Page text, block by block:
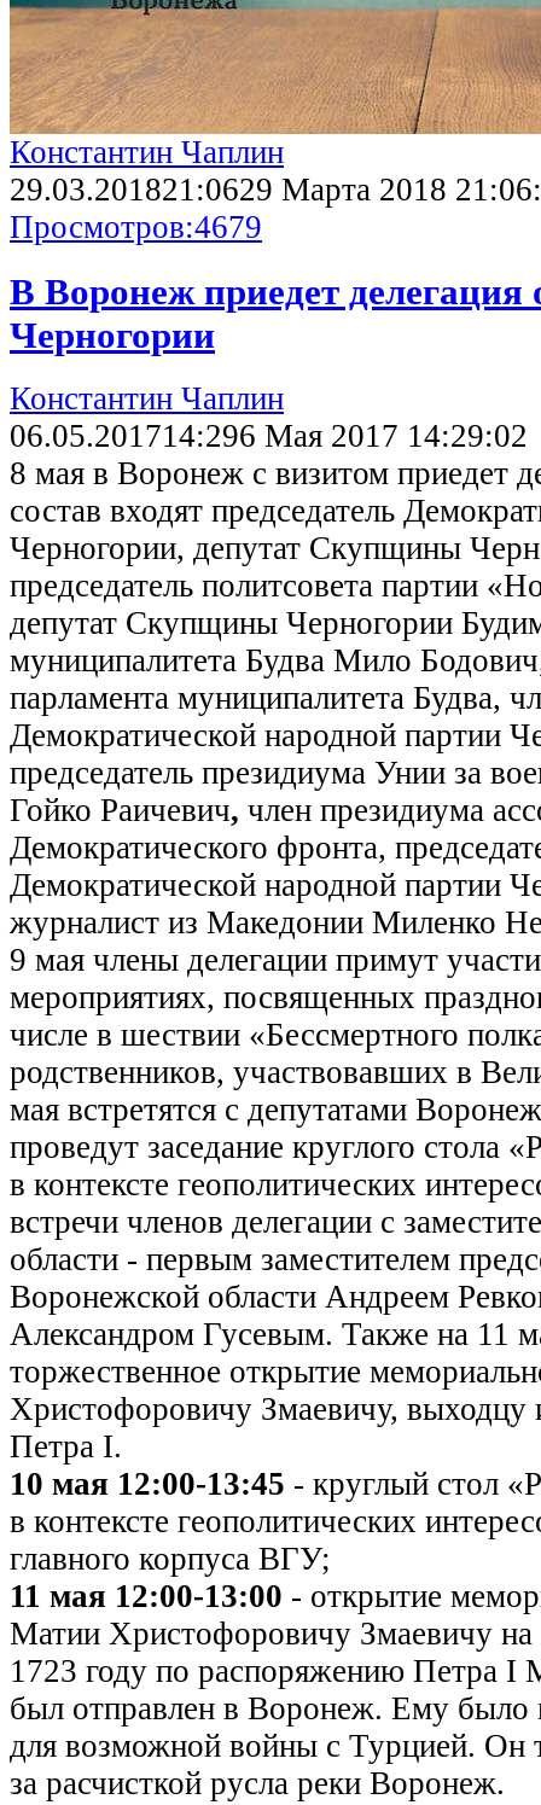
Константин Чаплин
29.03.201821:0629 Марта 2018
Просмотров:4679
В Воронеж приедет делегация
Черногории
Константин Чаплин
06.05.201714:296 Мая 2017 14:29:02
8 мая в Воронеж с визитом приедет
состав входят председатель
Черногории, депутат Скупщины
председатель политсовета партии
депутат Скупщины Черногории
муниципалитета Будва Мило
парламента муниципалитета Будва,
Демократической народной партии
председатель президиума Унии за
Гойко Раичевич, член президиума
Демократического фронта,
Демократической народной партии
журналист из Македонии Миленко
9 мая члены делегации примут
мероприятиях, посвященных
числе в шествии «Бессмертного
родственников, участвовавших в
мая встретятся с депутатами
проведут заседание круглого
в контексте геополитических
встречи членов делегации с
области - первым заместителем
Воронежской области Андреем
Александром Гусевым. Также на 11
торжественное открытие
Христофоровичу Змаевичу, выходцу
Петра I.
10 мая 12:00-13:45 - круглый стол
в контексте геополитических
главного корпуса ВГУ;
11 мая 12:00-13:00 - открытие
Матии Христофоровичу Змаевичу
1723 году по распоряжению Петра I
был отправлен в Воронеж. Ему было
для возможной войны с Турцией. Он
за расчисткой русла реки Воронеж.